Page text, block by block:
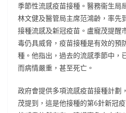
季節性流感疫苗接種。醫務衞生局
林文健及醫管局主席范鴻齡，率先
接種流感及新冠疫苗。盧寵茂提醒
毒仍具威脅，疫苗接種是有效的預
種。他指出，過去的流感季節中，
而病情嚴重，甚至死亡。
政府會提供多項流感疫苗接種計劃
茂提到，這是他接種的第6針新冠